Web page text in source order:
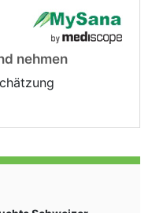
nehmen